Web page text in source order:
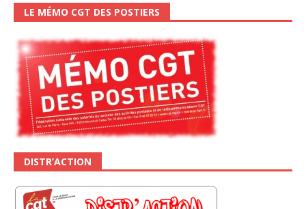
LE MÉMO CGT DES POSTIERS
DISTR’ACTION